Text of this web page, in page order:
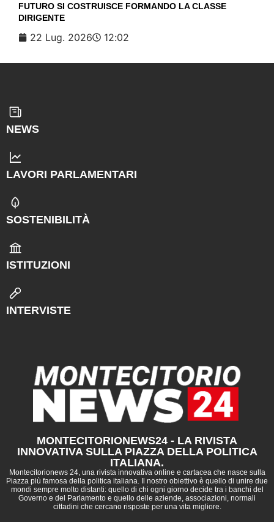
FUTURO SI COSTRUISCE FORMANDO LA CLASSE
DIRIGENTE
22 Lug. 2026 12:02
NEWS
LAVORI PARLAMENTARI
SOSTENIBILITÀ
ISTITUZIONI
INTERVISTE
MONTECITORIONEWS24 - LA RIVISTA
INNOVATIVA SULLA PIAZZA DELLA POLITICA
ITALIANA.
Montecitorionews 24, una rivista innovativa online e cartacea che nasce sulla
Piazza più famosa della politica italiana. Il nostro obiettivo è quello di unire due
mondi sempre molto distanti: quello di chi ogni giorno decide tra i banchi del
Governo e del Parlamento e quello delle aziende, associazioni, normali
cittadini che cercano risposte per una vita migliore.